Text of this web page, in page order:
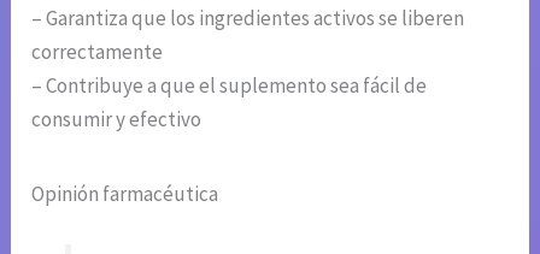
– Garantiza que los ingredientes activos se liberen
correctamente
– Contribuye a que el suplemento sea fácil de
consumir y efectivo
Opinión farmacéutica